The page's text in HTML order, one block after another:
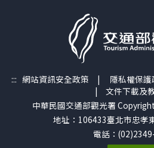
::: 網站資訊安全政策 | 隱私權保護
| 文件下載及
中華民國交通部觀光署
地址：106433臺北市忠孝
電話：